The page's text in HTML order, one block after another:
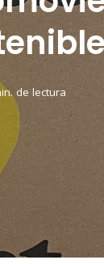
de lectura